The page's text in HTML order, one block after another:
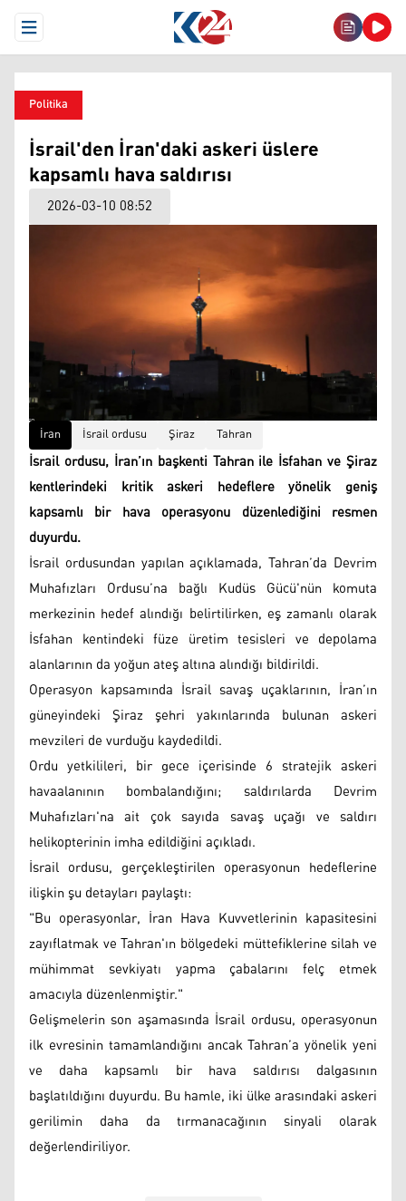
Open Menu
Politika
İsrail'den İran'daki askeri üslere
kapsamlı hava saldırısı
2026-03-10 08:52
İran İsrail ordusu Şiraz Tahran
İsrail ordusu, İran’ın başkenti Tahran ile İsfahan ve Şiraz
kentlerindeki kritik askeri hedeflere yönelik geniş
kapsamlı bir hava operasyonu düzenlediğini resmen
duyurdu.
İsrail ordusundan yapılan açıklamada, Tahran’da Devrim
Muhafızları Ordusu’na bağlı Kudüs Gücü'nün komuta
merkezinin hedef alındığı belirtilirken, eş zamanlı olarak
İsfahan kentindeki füze üretim tesisleri ve depolama
alanlarının da yoğun ateş altına alındığı bildirildi.
Operasyon kapsamında İsrail savaş uçaklarının, İran’ın
güneyindeki Şiraz şehri yakınlarında bulunan askeri
mevzileri de vurduğu kaydedildi.
Ordu yetkilileri, bir gece içerisinde 6 stratejik askeri
havaalanının bombalandığını; saldırılarda Devrim
Muhafızları'na ait çok sayıda savaş uçağı ve saldırı
helikopterinin imha edildiğini açıkladı.
İsrail ordusu, gerçekleştirilen operasyonun hedeflerine
ilişkin şu detayları paylaştı:
"Bu operasyonlar, İran Hava Kuvvetlerinin kapasitesini
zayıflatmak ve Tahran'ın bölgedeki müttefiklerine silah ve
mühimmat sevkiyatı yapma çabalarını felç etmek
amacıyla düzenlenmiştir."
Gelişmelerin son aşamasında İsrail ordusu, operasyonun
ilk evresinin tamamlandığını ancak Tahran’a yönelik yeni
ve daha kapsamlı bir hava saldırısı dalgasının
başlatıldığını duyurdu. Bu hamle, iki ülke arasındaki askeri
gerilimin daha da tırmanacağının sinyali olarak
değerlendiriliyor.